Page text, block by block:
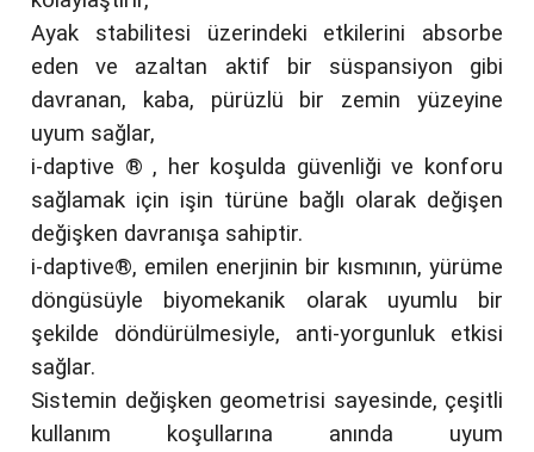
Ayak stabilitesi üzerindeki etkilerini absorbe
eden ve azaltan aktif bir süspansiyon gibi
davranan, kaba, pürüzlü bir zemin yüzeyine
uyum sağlar,
i-daptive ® , her koşulda güvenliği ve konforu
sağlamak için işin türüne bağlı olarak değişen
değişken davranışa sahiptir.
i-daptive®, emilen enerjinin bir kısmının, yürüme
döngüsüyle biyomekanik olarak uyumlu bir
şekilde döndürülmesiyle, anti-yorgunluk etkisi
sağlar.
Sistemin değişken geometrisi sayesinde, çeşitli
kullanım koşullarına anında uyum